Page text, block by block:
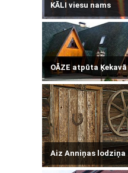
KĀLI viesu nams
OĀZE atpūta Ķekavā
Aiz Anniņas lodziņa